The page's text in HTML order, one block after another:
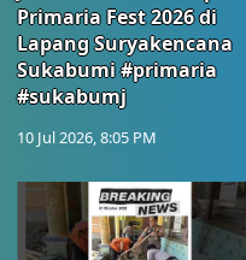
Primaria Fest 2026 di
Lapang Suryakencana
Sukabumi #primaria
#sukabumj
10 Jul 2026, 8:05 PM